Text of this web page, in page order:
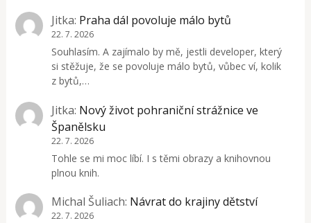
Jitka: Praha dál povoluje málo bytů
22. 7. 2026
Souhlasím. A zajímalo by mě, jestli developer, který
si stěžuje, že se povoluje málo bytů, vůbec ví, kolik
z bytů,…
Jitka: Nový život pohraniční strážnice ve
Španělsku
22. 7. 2026
Tohle se mi moc líbí. I s těmi obrazy a knihovnou
plnou knih.
Michal Šuliach: Návrat do krajiny dětství
22. 7. 2026